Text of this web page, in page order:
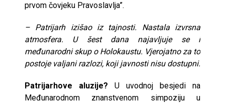
prvom čovjeku Pravoslavlja”.
– Patrijarh izišao iz tajnosti. Nastala izvrsna
atmosfera. U šest dana najavljuje se i
međunarodni skup o Holokaustu. Vjerojatno za to
postoje valjani razlozi, koji javnosti nisu dostupni.
Patrijarhove aluzije? U uvodnoj besjedi na
Međunarodnom znanstvenom simpoziju u